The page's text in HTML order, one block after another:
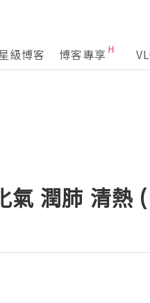
級博客 博客專享
氣 潤肺 清熱